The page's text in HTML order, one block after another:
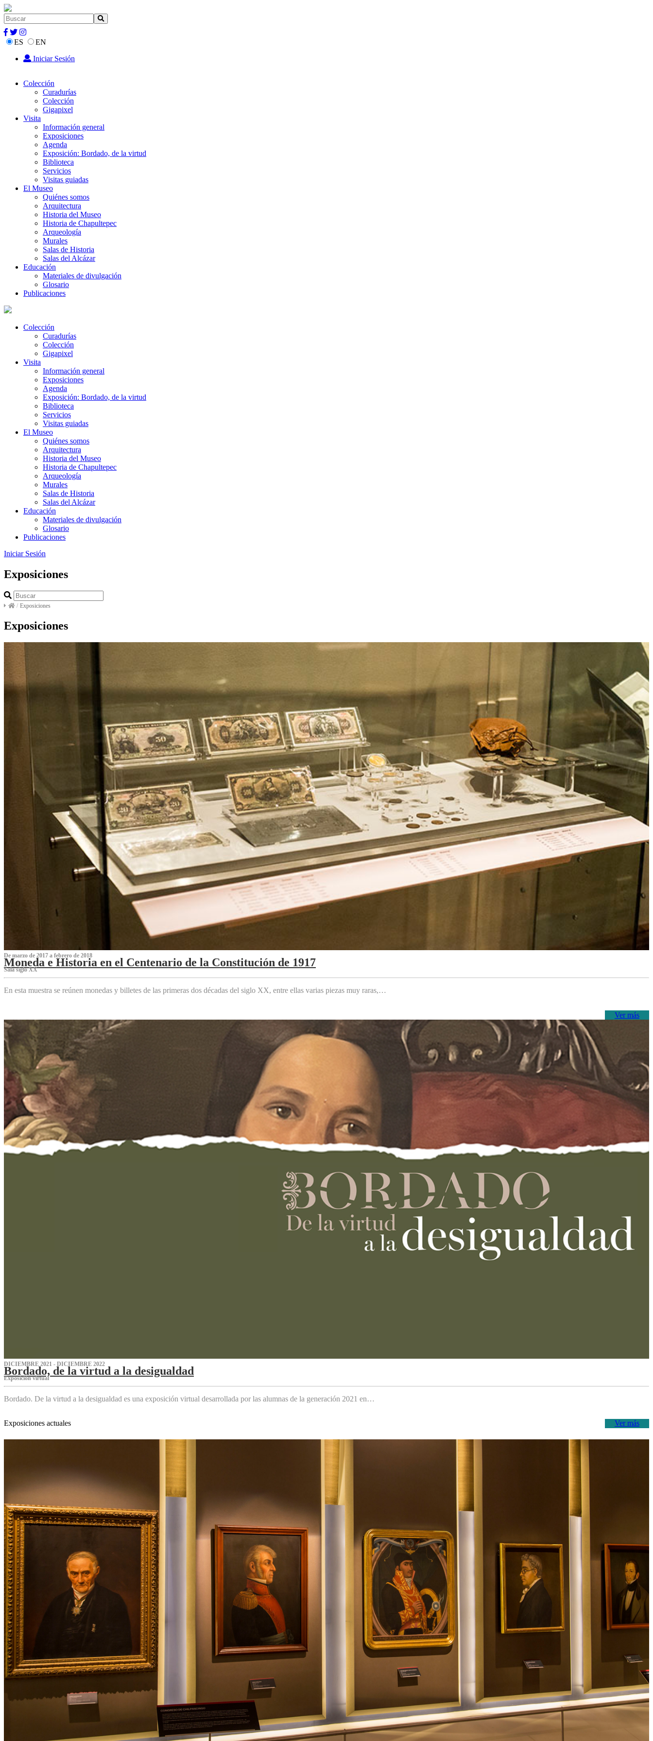
ES
EN
Iniciar Sesión
Colección
Curadurías
Colección
Gigapixel
Visita
Información general
Exposiciones
Agenda
Exposición: Bordado, de la virtud
Biblioteca
Servicios
Visitas guiadas
El Museo
Quiénes somos
Arquitectura
Historia del Museo
Historia de Chapultepec
Arqueología
Murales
Salas de Historia
Salas del Alcázar
Educación
Materiales de divulgación
Glosario
Publicaciones
Colección
Curadurías
Colección
Gigapixel
Visita
Información general
Exposiciones
Agenda
Exposición: Bordado, de la virtud
Biblioteca
Servicios
Visitas guiadas
El Museo
Quiénes somos
Arquitectura
Historia del Museo
Historia de Chapultepec
Arqueología
Murales
Salas de Historia
Salas del Alcázar
Educación
Materiales de divulgación
Glosario
Publicaciones
Iniciar Sesión
Exposiciones
/ Exposiciones
Exposiciones
De marzo de 2017 a febrero de 2018
Moneda e Historia en el Centenario de la Constitución de 1917
Sala siglo XX
En esta muestra se reúnen monedas y billetes de las primeras dos décadas del siglo XX, entre ellas varias piezas muy raras,…
Ver más
DICIEMBRE 2021 - DICIEMBRE 2022
Bordado, de la virtud a la desigualdad
Exposición virtual‌
Bordado. De la virtud a la desigualdad es una exposición virtual desarrollada por las alumnas de la generación 2021 en…
Ver más
Exposiciones actuales